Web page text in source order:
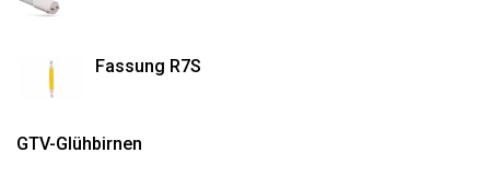
Fassung R7S
GTV-Glühbirnen